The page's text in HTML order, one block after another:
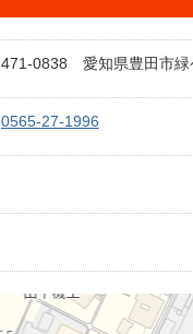
471-0838 愛知県豊田市緑
0565-27-1996